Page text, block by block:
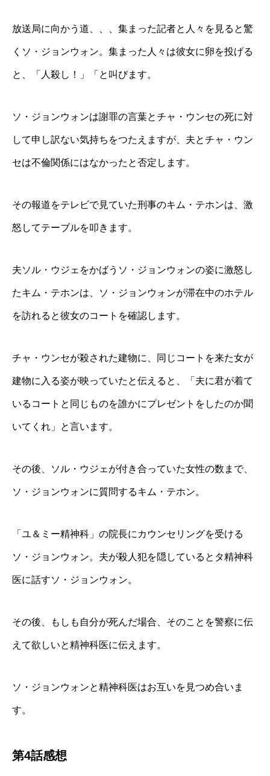
放送局に向かう道、、、集まった記者と人々を見ると驚
くソ・ジョンウォン。集まった人々は彼女に卵を投げる
と、「人殺し！」「と叫びます。
ソ・ジョンウォンは謝罪の言葉とチャ・ウンセの死に対
して申し訳ない気持ちをつたえますが、夫とチャ・ウン
セは不倫関係にはなかったと否定します。
その報道をテレビで見ていた刑事のキム・テホンは、激
怒してテーブルを叩きます。
夫ソル・ウジェをかばうソ・ジョンウォンの姿に激怒し
たキム・テホンは、ソ・ジョンウォンが滞在中のホテル
を訪れると彼女のコートを確認します。
チャ・ウンセが殺された建物に、同じコートを来た女が
建物に入る姿が映っていたと伝えると、「夫に君が着て
いるコートと同じものを誰かにプレゼントをしたのか聞
いてくれ」と言います。
その後、ソル・ウジェが付き合っていた女性の数まで、
ソ・ジョンウォンに質問するキム・テホン。
「ユ＆ミー精神科」の院長にカウンセリングを受ける
ソ・ジョンウォン。夫が殺人犯を隠しているとタ精神科
医に話すソ・ジョンウォン。
その後、もしも自分が死んだ場合、そのことを警察に伝
えて欲しいと精神科医に伝えます。
ソ・ジョンウォンと精神科医はお互いを見つめ合いま
す。
第4話感想